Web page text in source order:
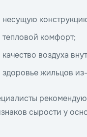
несущую
тепловой комфорт;
качество воздуха
здоровье жильцов
сырости у